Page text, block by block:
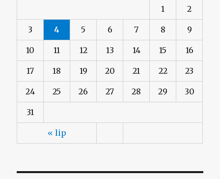
« lip
1 2
3 4 5 6 7 8 9
10 11 12 13 14 15 16
17 18 19 20 21 22 23
24 25 26 27 28 29 30
31